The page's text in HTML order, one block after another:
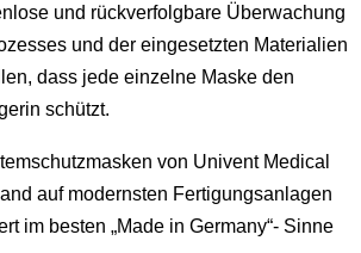
und rückverfolgbare Überwachung
und der eingesetzten Materialien
dass jede einzelne Maske den
schützt.
von Univent Medical
auf modernsten Fertigungsanlagen
im besten „Made in Germany“- Sinne